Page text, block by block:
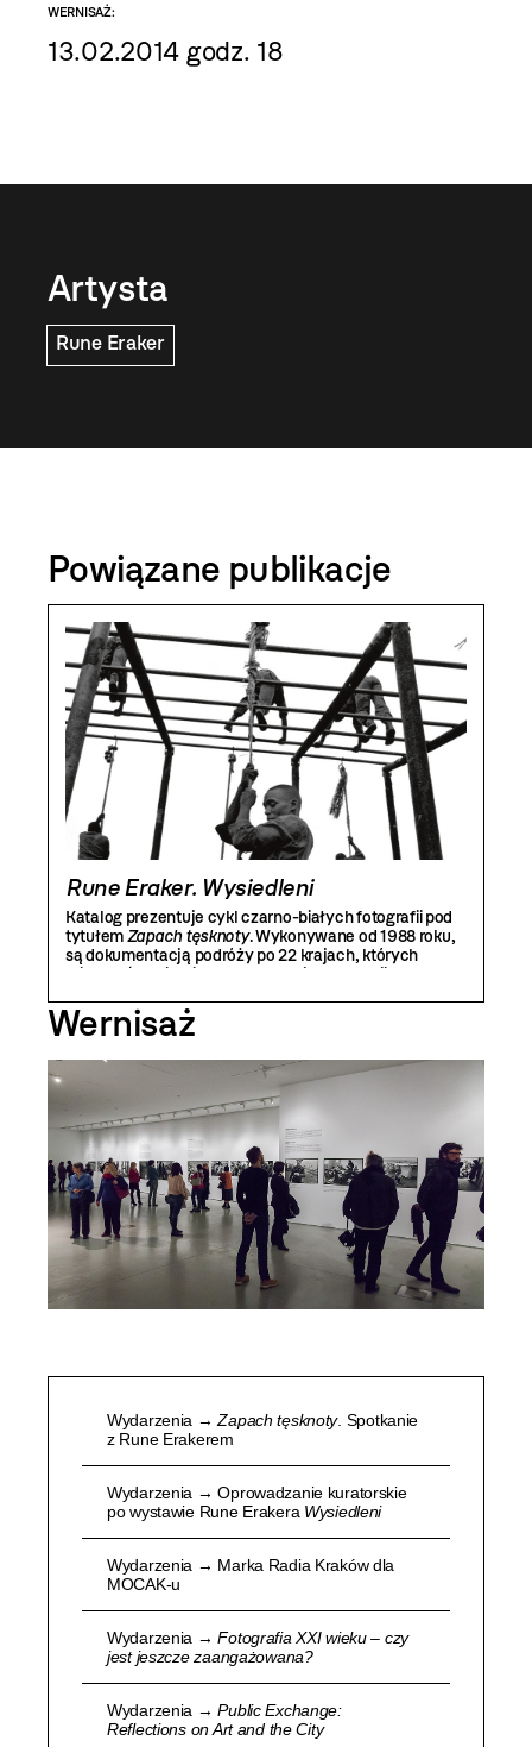
WERNISAŻ:
13.02.2014 godz. 18
Artysta
Rune Eraker
Powiązane publikacje
Rune Eraker. Wysiedleni
Katalog prezentuje cykl czarno-białych fotografii pod
tytułemZapach tęsknoty. Wykonywane od 1988 roku,
są dokumentacją podróży po 22 krajach, których
mieszkańcy cierpią z powodu wojen, represji
powody, dla których ludzie zmuszani są porzucać
swoje korzenie i szukać schronienia w obcym kraju.
autorskimi publikacja zawiera eseje Runego Erakera,
Krzysztofa Millera i Wojciecha Wilczyka.
Wernisaż
Wydarzenia →Zapach tęsknoty. Spotkanie
z Rune Erakerem
Wydarzenia → Oprowadzanie kuratorskie
po wystawie Rune Erakera Wysiedleni
Wydarzenia → Marka Radia Kraków dla
MOCAK-u
Wydarzenia →Fotografia XXI wieku – czy
jest jeszcze zaangażowana?
Wydarzenia →Public Exchange:
Reflections on Art and the City